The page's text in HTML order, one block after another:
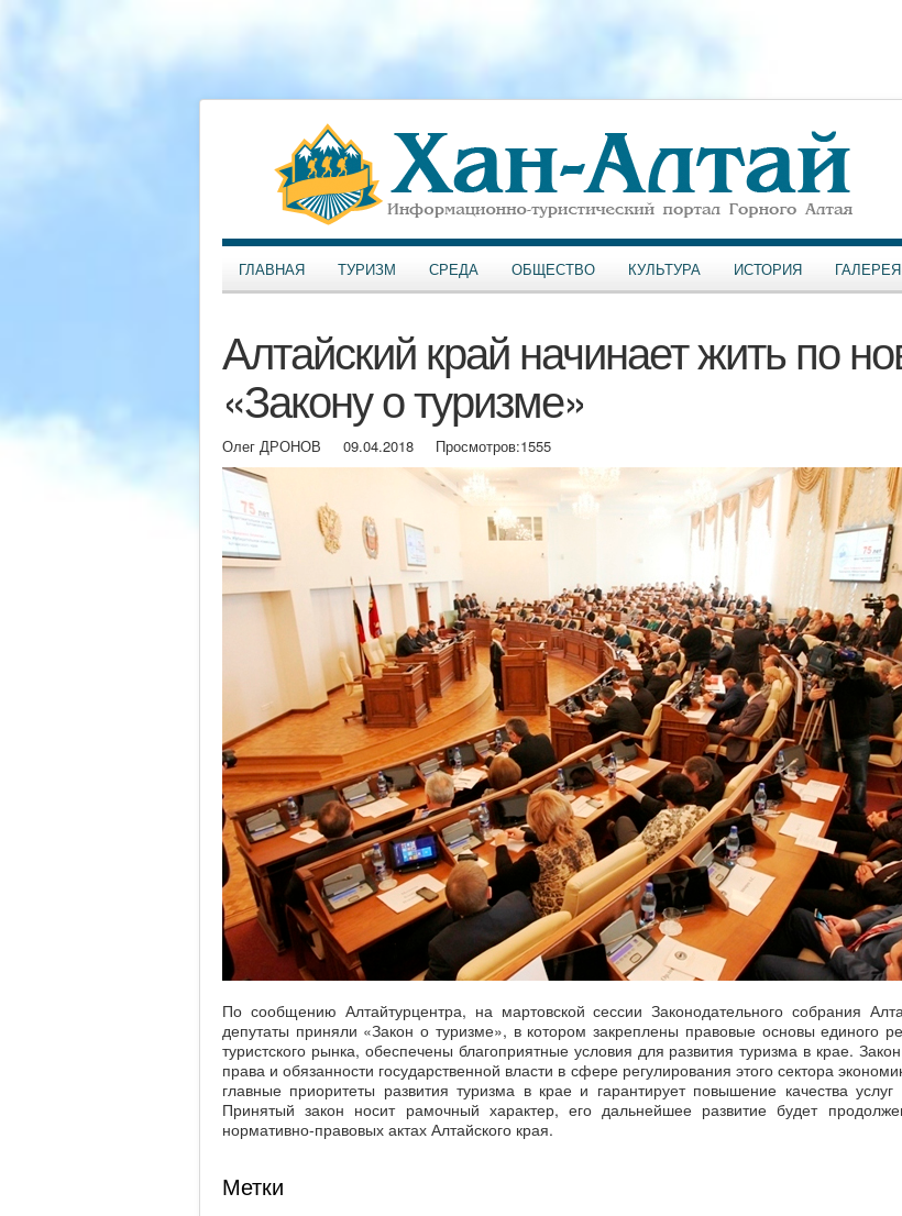
ГЛАВНАЯ ТУРИЗМ СРЕДА ОБЩЕСТВО КУЛЬТУРА ИСТОРИЯ ГАЛЕРЕЯ
Алтайский край начинает жить по
«Закону о туризме»
Олег ДРОНОВ 09.04.2018 Просмотров:1555
По сообщению Алтайтурцентра, на мартовской сессии Законодательного собрания
депутаты приняли «Закон о туризме», в котором закреплены правовые основы единого
туристского рынка, обеспечены благоприятные условия для развития туризма в крае.
права и обязанности государственной власти в сфере регулирования этого сектора
главные приоритеты развития туризма в крае и гарантирует повышение качества
Принятый закон носит рамочный характер, его дальнейшее развитие будет
нормативно-правовых актах Алтайского края.
Метки